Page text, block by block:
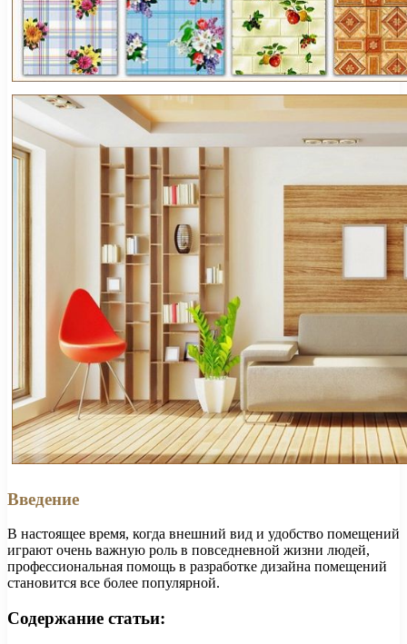
Введение
В настоящее время, когда внешний вид и удобство помещений
играют очень важную роль в повседневной жизни людей,
профессиональная помощь в разработке дизайна помещений
становится все более популярной.
Содержание статьи: